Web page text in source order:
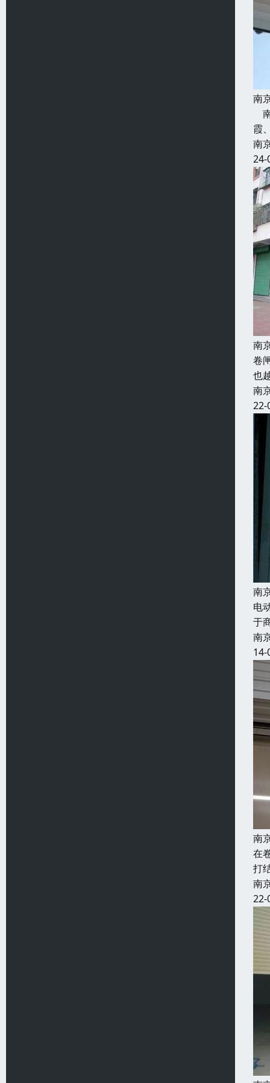
南
霞
南
24-
南
卷
也
南
22-
南
电
于
南
14-
南
在
打
南
22-